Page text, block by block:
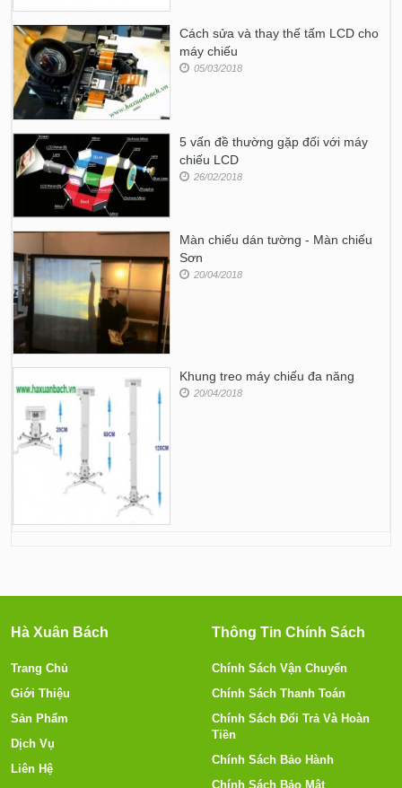
Cách sửa và thay thế tấm LCD cho
máy chiếu
05/03/2018
5 vấn đề thường gặp đối với máy
chiếu LCD
26/02/2018
Màn chiếu dán tường - Màn chiếu
Sơn
20/04/2018
Khung treo máy chiếu đa năng
20/04/2018
Hà Xuân Bách
Trang Chủ
Giới Thiệu
Sản Phẩm
Dịch Vụ
Liên Hệ
Thông Tin Chính Sách
Chính Sách Vận Chuyển
Chính Sách Thanh Toán
Chính Sách Đổi Trả Và Hoàn
Tiền
Chính Sách Bảo Hành
Chính Sách Bảo Mật